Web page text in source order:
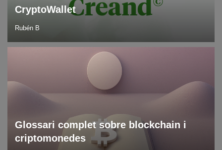
CryptoWallet
Rubén B
Glossari complet sobre blockchain i
criptomonedes